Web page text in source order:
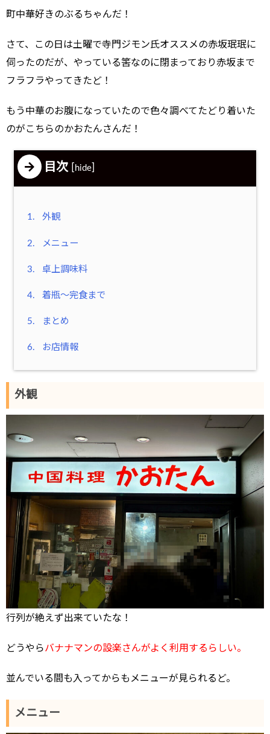
町中華好きのぶるちゃんだ！
さて、この日は土曜で寺門ジモン氏オススメの赤坂珉珉に
伺ったのだが、やっている筈なのに閉まっており赤坂まで
フラフラやってきたど！
もう中華のお腹になっていたので色々調べてたどり着いた
のがこちらのかおたんさんだ！
目次 hide
1. 外観
2. メニュー
3. 卓上調味料
4. 着瓶～完食まで
5. まとめ
6. お店情報
外観
行列が絶えず出来ていたな！
どうやらバナナマンの設楽さんがよく利用するらしい。
並んでいる間も入ってからもメニューが見られるど。
メニュー